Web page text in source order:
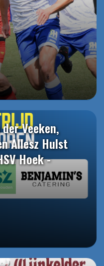
Veeken,
Allesz Hulst
Hoek -